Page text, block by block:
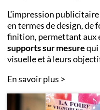
L’impression
en termes de design, de
finition, permettant aux
supports sur mesurequi
visuelle et à leurs
En savoir plus